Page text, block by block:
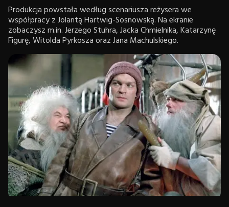
Produkcja powstała według scenariusza reżysera we
współpracy z Jolantą Hartwig-Sosnowską. Na ekranie
zobaczysz m.in. Jerzego Stuhra, Jacka Chmielnika, Katarzynę
Figurę, Witolda Pyrkosza oraz Jana Machulskiego.